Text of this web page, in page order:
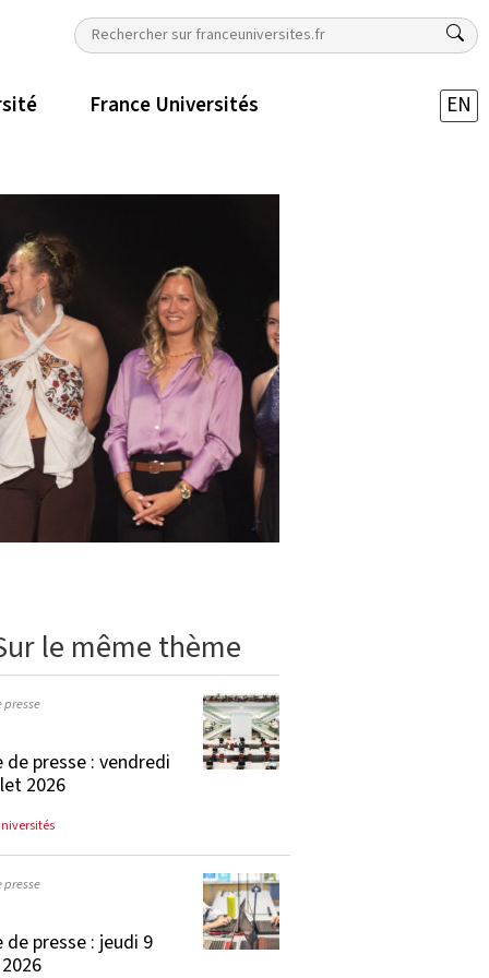
France Universités EN
le même thème
presse
de presse : vendredi
2026
presse
de presse : jeudi 9